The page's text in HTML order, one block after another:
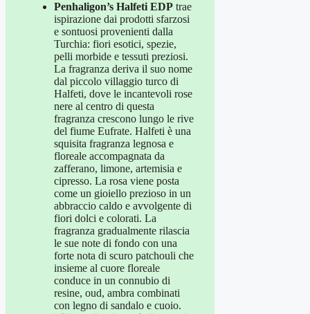
Penhaligon’s Halfeti EDP trae
ispirazione dai prodotti sfarzosi
e sontuosi provenienti dalla
Turchia: fiori esotici, spezie,
pelli morbide e tessuti preziosi.
La fragranza deriva il suo nome
dal piccolo villaggio turco di
Halfeti, dove le incantevoli rose
nere al centro di questa
fragranza crescono lungo le rive
del fiume Eufrate. Halfeti è una
squisita fragranza legnosa e
floreale accompagnata da
zafferano, limone, artemisia e
cipresso. La rosa viene posta
come un gioiello prezioso in un
abbraccio caldo e avvolgente di
fiori dolci e colorati. La
fragranza gradualmente rilascia
le sue note di fondo con una
forte nota di scuro patchouli che
insieme al cuore floreale
conduce in un connubio di
resine, oud, ambra combinati
con legno di sandalo e cuoio.